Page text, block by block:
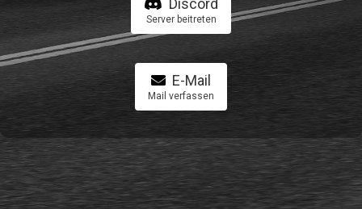
Server beitreten
E-Mail
Mail verfassen